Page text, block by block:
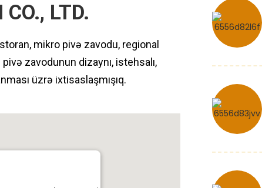
LTD.
mikro pivə zavodu, regional
zavodunun dizaynı, istehsalı,
üzrə ixtisaslaşmışıq.